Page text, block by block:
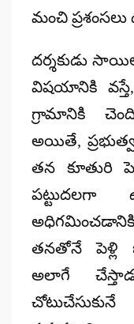
మంచి
దర్శకుడు
విషయానికి
గ్రామానికి
అయితే,
తన కూతురి
పట్టుదలగా
తనతోనే పెళ్లి
అలాగే